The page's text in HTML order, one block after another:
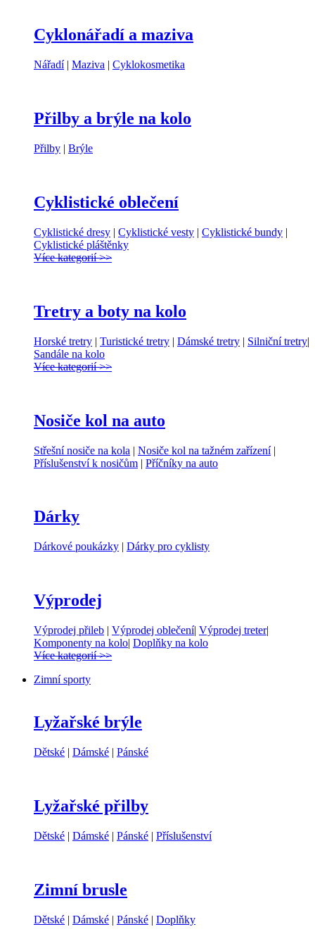
Cyklonářadí a maziva
Nářadí| Maziva | Cyklokosmetika
Přilby a brýle na kolo
Přilby | Brýle
Cyklistické oblečení
Cyklistické dresy | Cyklistické vesty | Cyklistické bundy |
Cyklistické pláštěnky
Více kategorií >>
Tretry a boty na kolo
Horské tretry | Turistické tretry | Dámské tretry | Silniční tretry|
Sandále na kolo
Více kategorií >>
Nosiče kol na auto
Střešní nosiče na kola | Nosiče kol na tažném zařízení|
Příslušenství k nosičům | Příčníky na auto
Dárky
Dárkové poukázky | Dárky pro cyklisty
Výprodej
Výprodej přileb | Výprodej oblečení| Výprodej treter|
Komponenty na kolo| Doplňky na kolo
Více kategorií >>
Zimní sporty
Lyžařské brýle
Dětské | Dámské | Pánské
Lyžařské přilby
Dětské | Dámské | Pánské | Příslušenství
Zimní brusle
Dětské | Dámské | Pánské | Doplňky